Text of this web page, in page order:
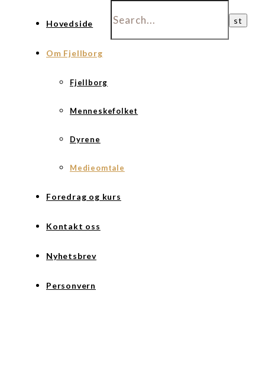
Hovedside
Om Fjellborg
Fjellborg
Menneskefolket
Dyrene
Medieomtale
Foredrag og kurs
Kontakt oss
Nyhetsbrev
Personvern